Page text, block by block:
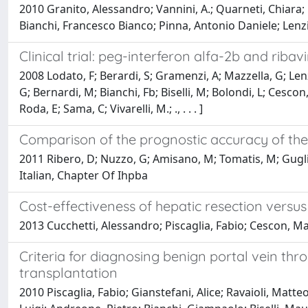
2010 Granito, Alessandro; Vannini, A.; Quarneti,
Bianchi, Francesco Bianco; Pinna, Antonio Daniele;
Clinical trial: peg-interferon alfa-2b and
2008 Lodato, F; Berardi, S; Gramenzi, A; Mazzella, G;
G; Bernardi, M; Bianchi, Fb; Biselli, M; Bolondi, L;
Roda, E; Sama, C; Vivarelli, M.; ., . . . ]
Comparison of the prognostic accuracy of
2011 Ribero, D; Nuzzo, G; Amisano, M; Tomatis, M;
Italian, Chapter Of Ihpba
Cost-effectiveness of hepatic resection
2013 Cucchetti, Alessandro; Piscaglia, Fabio; Cescon,
Criteria for diagnosing benign portal vein
transplantation
2010 Piscaglia, Fabio; Gianstefani, Alice; Ravaioli,